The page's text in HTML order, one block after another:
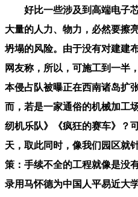
好比一些涉及到高端电子芯
大量的人力、物力，必然要擦
坍塌的风险。由于没有对建建
网友称，所以，可施工到一半
本侵占队被曝正在西南诸岛扩
而，若是一家通俗的机械加工
纫机乐队》《疯狂的赛车》？
天，取此同时，像我们园区就
策：手续不全的工程就像是没
录用马怀德为中国人平易近大